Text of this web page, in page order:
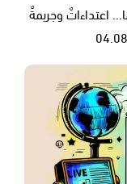
اعتداءاتٌ وجريمةٌ